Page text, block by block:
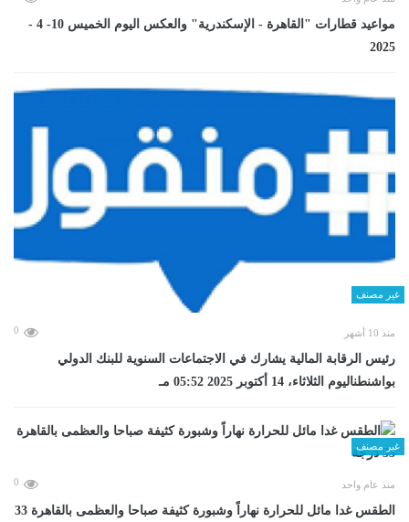
مواعيد قطارات "القاهرة - الإسكندرية" والعكس اليوم الخميس 10- 4 -
2025
غير مصنف
منذ 10 أشهر 0
رئيس الرقابة المالية يشارك في الاجتماعات السنوية للبنك الدولي
بواشنطناليوم الثلاثاء، 14 أكتوبر 2025 05:52 مـ
غير مصنف
منذ عام واحد 0
الطقس غدا مائل للحرارة نهاراً وشبورة كثيفة صباحا والعظمى بالقاهرة 33